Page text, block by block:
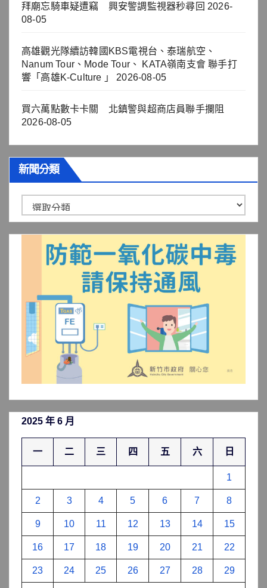
拜廟忘騎車疑遭竊 興安警調監視器秒尋回 2026-
08-05
高雄觀光隊續訪韓國KBS電視台、泰瑞航空、
Nanum Tour、Mode Tour、 KATA嶺南支會 聯手打
響「高雄K-Culture 」
2026-08-05
買六萬點數卡卡關 北鎮警與超商店員聯手攔阻
2026-08-05
新聞分類
聞
2025 年 6 月
一 二 三 四 五 六 日
1
2 3 4 5 6 7 8
9 10 11 12 13 14 15
16 17 18 19 20 21 22
23 24 25 26 27 28 29